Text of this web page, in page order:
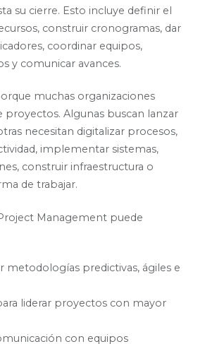
su cierre. Esto incluye definir el
construir cronogramas, dar
coordinar equipos,
y comunicar avances.
muchas organizaciones
proyectos. Algunas buscan lanzar
necesitan digitalizar procesos,
implementar sistemas,
construir infraestructura o
de trabajar.
Management puede
metodologías predictivas, ágiles e
liderar proyectos con mayor
con equipos